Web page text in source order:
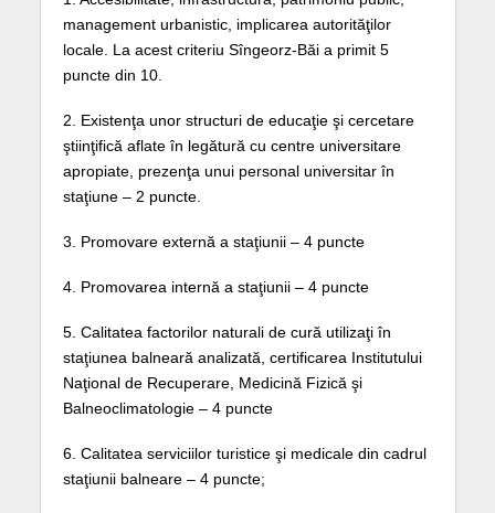
management urbanistic, implicarea autorităţilor
locale. La acest criteriu Sîngeorz-Băi a primit 5
puncte din 10.
2. Existenţa unor structuri de educaţie şi cercetare
ştiinţifică aflate în legătură cu centre universitare
apropiate, prezenţa unui personal universitar în
staţiune – 2 puncte.
3. Promovare externă a staţiunii – 4 puncte
4. Promovarea internă a staţiunii – 4 puncte
5. Calitatea factorilor naturali de cură utilizaţi în
staţiunea balneară analizată, certificarea Institutului
Naţional de Recuperare, Medicină Fizică şi
Balneoclimatologie – 4 puncte
6. Calitatea serviciilor turistice şi medicale din cadrul
staţiunii balneare – 4 puncte;